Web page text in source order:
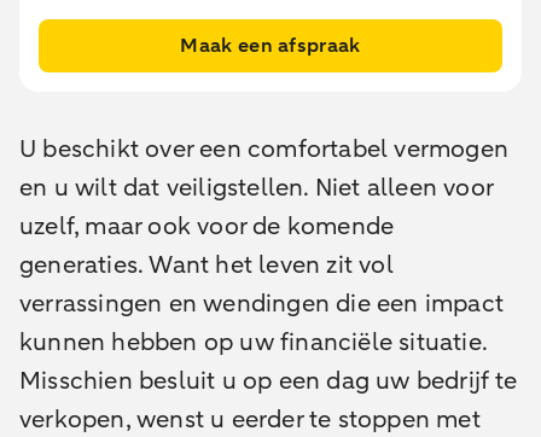
Maak een afspraak
U beschikt over een comfortabel vermogen
en u wilt dat veiligstellen. Niet alleen voor
uzelf, maar ook voor de komende
generaties. Want het leven zit vol
verrassingen en wendingen die een impact
kunnen hebben op uw financiële situatie.
Misschien besluit u op een dag uw bedrijf te
verkopen, wenst u eerder te stoppen met